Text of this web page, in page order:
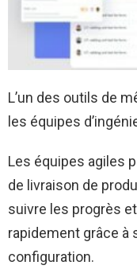
L’un des outils de
les équipes
Les équipes agiles
de livraison de
suivre les progrès
rapidement grâce à
configuration.